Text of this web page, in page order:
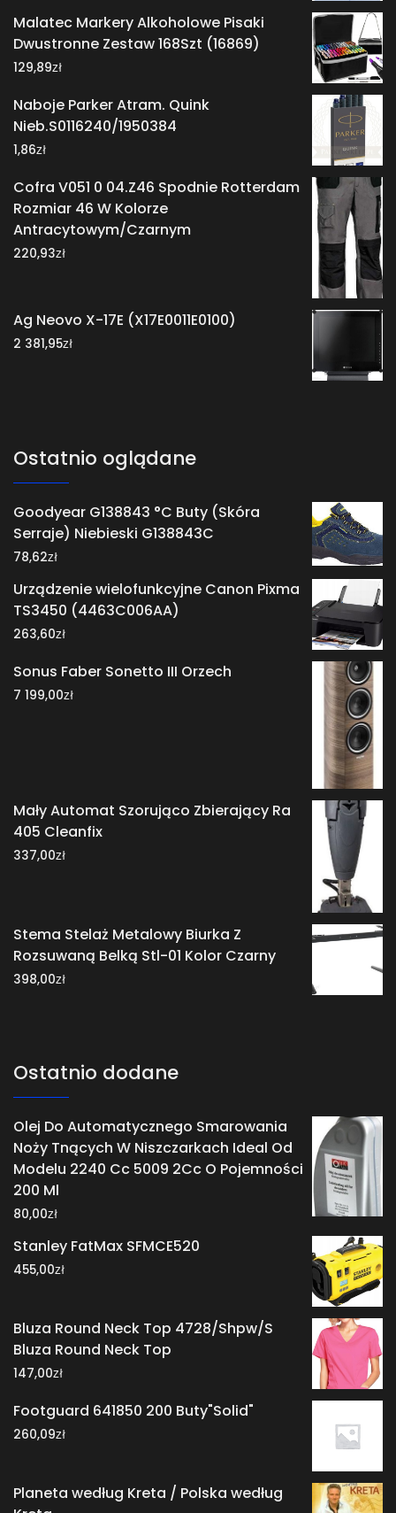
Malatec Markery Alkoholowe Pisaki
Dwustronne Zestaw 168Szt (16869)
129,89zł
Naboje Parker Atram. Quink
Nieb.S0116240/1950384
1,86zł
Cofra V051 0 04.Z46 Spodnie Rotterdam
Rozmiar 46 W Kolorze
Antracytowym/Czarnym
220,93zł
Ag Neovo X-17E (X17E0011E0100)
2 381,95zł
Ostatnio oglądane
Goodyear G138843 °C Buty (Skóra
Serraje) Niebieski G138843C
78,62zł
Urządzenie wielofunkcyjne Canon Pixma
TS3450 (4463C006AA)
263,60zł
Sonus Faber Sonetto III Orzech
7 199,00zł
Mały Automat Szorująco Zbierający Ra
405 Cleanfix
337,00zł
Stema Stelaż Metalowy Biurka Z
Rozsuwaną Belką Stl-01 Kolor Czarny
398,00zł
Ostatnio dodane
Olej Do Automatycznego Smarowania
Noży Tnących W Niszczarkach Ideal Od
Modelu 2240 Cc 5009 2Cc O Pojemności
200 Ml
80,00zł
Stanley FatMax SFMCE520
455,00zł
Bluza Round Neck Top 4728/Shpw/S
Bluza Round Neck Top
147,00zł
Footguard 641850 200 Buty"Solid"
260,09zł
Planeta według Kreta / Polska według